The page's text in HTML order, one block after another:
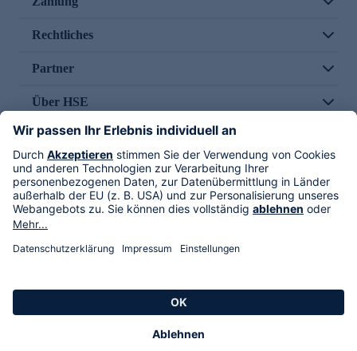
Rechtliches
Partner
Über HSE
Im TV
HSE International